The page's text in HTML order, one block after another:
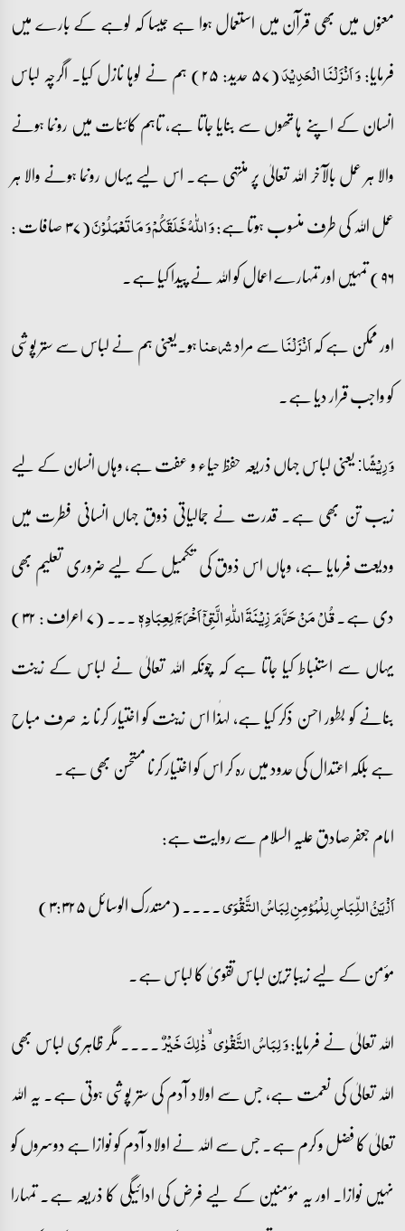
معنوں میں بھی قرآن میں استعمال ہوا ہے جیسا کہ لوہے کے بارے میں
فرمایا:وَ اَنۡزَلۡنَا الۡحَدِیۡدَ
(۵۷ حدید: ۲۵) ہم نے لوہا نازل کیا۔ اگرچہ لباس
انسان کے اپنے ہاتھوں سے بنایا جاتا ہے، تاہم کائنات میں رونما ہونے
والا ہر عمل بالآخر اللہ تعالیٰ پر منتہی ہے۔ اس لیے یہاں رونما ہونے والا ہر
عمل اللہ کی طرف منسوب ہوتا ہے:وَ اللّٰہُ خَلَقَکُمۡ وَ مَا تَعۡمَلُوۡنَ
(۳۷ صافات :
۹۶) تمہیں اور تمہارے اعمال کو اللہ نے پیدا کیا ہے۔
اور ممکن ہے کہاَنۡزَلۡنَاسے مرادشرعناہو۔یعنی ہم نے لباس سے ستر پوشی
کو واجب قرار دیا ہے۔
وَ رِیۡشًا:یعنی لباس جہاں ذریعہ حفظ حیاء و عفت ہے، وہاں انسان کے لیے
زیب تن بھی ہے۔ قدرت نے جمالیاتی ذوق جہاں انسانی فطرت میں
ودیعت فرمایا ہے، وہاں اس ذوق کی تکمیل کے لیے ضروری تعلیم بھی
دی ہے۔قُلۡ مَنۡ حَرَّمَ زِیۡنَۃَ اللّٰہِ الَّتِیۡۤ اَخۡرَجَ لِعِبَادِہٖ
۔۔۔ (۷ اعراف : ۳۲)
یہاں سے استنباط کیا جاتا ہے کہ چونکہ اللہ تعالیٰ نے لباس کے زینت
بنانے کو بطور احسن ذکر کیا ہے، لہٰذا اس زینت کو اختیار کرنا نہ صرف مباح
ہے بلکہ اعتدال کی حدود میں رہ کر اس کو اختیار کرنا مستحسن بھی ہے۔
امام جعفر صادق علیہ السلام سے روایت ہے:
اَزْیَنُ اللِّبَاسِ لِلْمُؤمِنِ لِبَاسُ التَّقْوَی۔۔۔۔ (مستدرک الوسائل ۳:۳۲۵)
مؤمن کے لیے زیبا ترین لباس تقویٰ کا لباس ہے۔
اللہ تعالیٰ نے فرمایا:وَ لِبَاسُ التَّقۡوٰی ۙ ذٰلِکَ خَیۡرٌ۔۔۔۔ مگر ظاہری لباس بھی
اللہ تعالیٰ کی نعمت ہے، جس سے اولاد آدم کی ستر پوشی ہوتی ہے۔ یہ اللہ
تعالیٰ کا فضل و کرم ہے۔ جس سے اللہ نے اولاد آدم کو نوازا ہے دوسروں کو
نہیں نوازا۔ اور یہ مؤمنین کے لیے فرض کی ادائیگی کا ذریعہ ہے۔ تمہارا